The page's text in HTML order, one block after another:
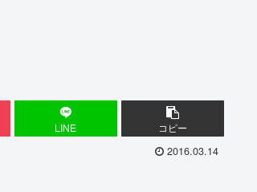
LINE コピー
2016.03.14